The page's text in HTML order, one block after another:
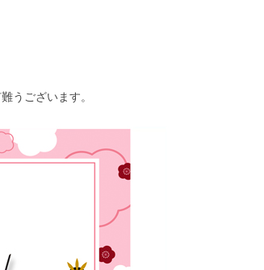
うございます。